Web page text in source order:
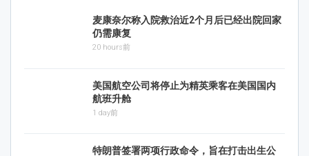
麦康奈尔称入院救治近2个月后已经出院回家
仍需康复
20 hours前
美国航空公司将停止为精英乘客在美国国内
航班升舱
1 day前
特朗普签署两项行政命令，旨在打击出生公